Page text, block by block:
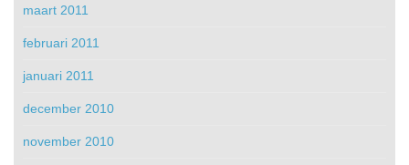
maart 2011
februari 2011
januari 2011
december 2010
november 2010